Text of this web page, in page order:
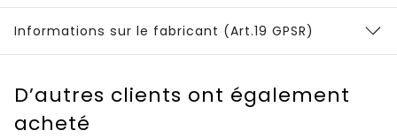
Informations sur le fabricant (Art.19 GPSR)
D’autres clients ont également
acheté